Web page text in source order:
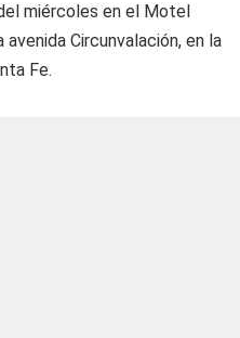
miércoles en el Motel
Circunvalación, en la
Fe.